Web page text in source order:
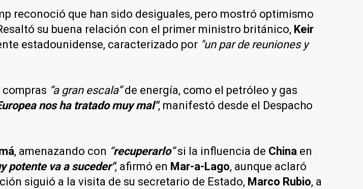
reconoció que han sido desiguales, pero mostró optimismo
su buena relación con el primer ministro británico, Keir
estadounidense, caracterizado por "un par de reuniones y
“a gran escala”de energía, como el petróleo y gas
nos ha tratado muy mal", manifestó desde el Despacho
, amenazando con “recuperarlo”si la influencia de China en
potente va a suceder", afirmó en Mar-a-Lago, aunque aclaró
siguió a la visita de su secretario de Estado, Marco Rubio, a